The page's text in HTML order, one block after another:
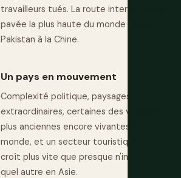
travailleurs tués. La route internationale
pavée la plus haute du monde relie le
Pakistan à la Chine.
Un pays en mouvement
Complexité politique, paysages
extraordinaires, certaines des villes les
plus anciennes encore vivantes du
monde, et un secteur touristique qui
croît plus vite que presque n'importe
quel autre en Asie.